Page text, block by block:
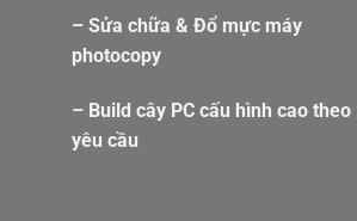
– Sửa chữa & Đổ mực máy
photocopy
– Build cây PC cấu hình cao theo
yêu cầu